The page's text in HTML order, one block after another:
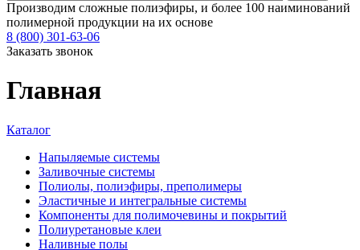
Производим сложные полиэфиры, и более 100 наиминований
полимерной продукции на их основе
8 (800) 301-63-06
Заказать звонок
Главная
Каталог
Напыляемые системы
Заливочные системы
Полиолы, полиэфиры, преполимеры
Эластичные и интегральные системы
Компоненты для полимочевины и покрытий
Полиуретановые клеи
Наливные полы